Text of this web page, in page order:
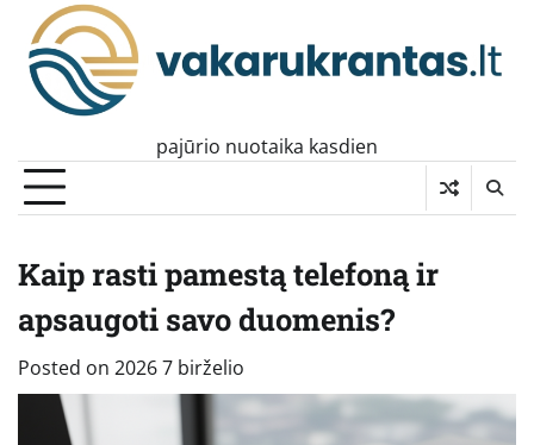
content
pajūrio nuotaika kasdien
Kaip rasti pamestą telefoną ir
apsaugoti savo duomenis?
Posted on 2026 7 birželio